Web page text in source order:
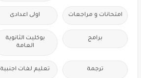
امتحانات و مراجعات اولى اعدادى
برامج
بوكليت الثانوية
العامة
ترجمة تعليم لغات اجنبية